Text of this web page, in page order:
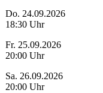
Do. 24.09.2026
18:30 Uhr
Fr. 25.09.2026
20:00 Uhr
Sa. 26.09.2026
20:00 Uhr